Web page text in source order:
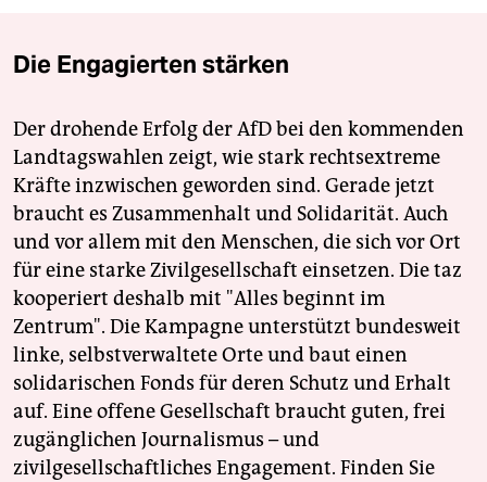
Die Engagierten stärken
Der drohende Erfolg der AfD bei den kommenden
Landtagswahlen zeigt, wie stark rechtsextreme
Kräfte inzwischen geworden sind. Gerade jetzt
braucht es Zusammenhalt und Solidarität. Auch
und vor allem mit den Menschen, die sich vor Ort
für eine starke Zivilgesellschaft einsetzen. Die taz
kooperiert deshalb mit "Alles beginnt im
Zentrum". Die Kampagne unterstützt bundesweit
linke, selbstverwaltete Orte und baut einen
solidarischen Fonds für deren Schutz und Erhalt
auf. Eine offene Gesellschaft braucht guten, frei
zugänglichen Journalismus – und
zivilgesellschaftliches Engagement. Finden Sie